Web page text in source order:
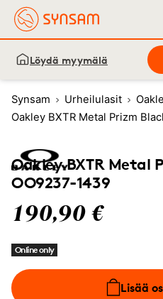
Löydä myymälä
Synsam Urheilulasit
Oakley BXTR Metal Prizm
Oakley BXTR Metal
OO9237-1439
190,90 €
Online only
Lisää